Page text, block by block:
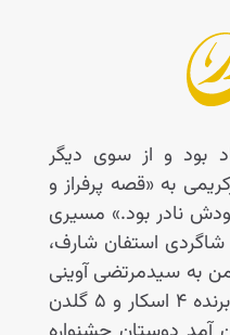
بود و از سوی دیگر
به «قصه پرفراز و
نادر بود.» مسیری
شاگردی استفان شارف،
به سیدمرتضی آوینی
رسانده بود تا جاییکه وقتی برنده ۴ اسکار و ۵ گلدن